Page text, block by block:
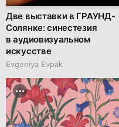
Две выставки в ГРАУНД-
Солянке: синестезия
в аудиовизуальном
искусстве
Evgeniya Evpak